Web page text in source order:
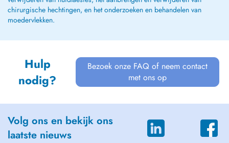
chirurgische hechtingen, en het onderzoeken en behandelen van
moedervlekken.
Hulp
nodig?
Bezoek onze FAQ of neem contact
met ons op
Volg ons en bekijk ons
laatste nieuws